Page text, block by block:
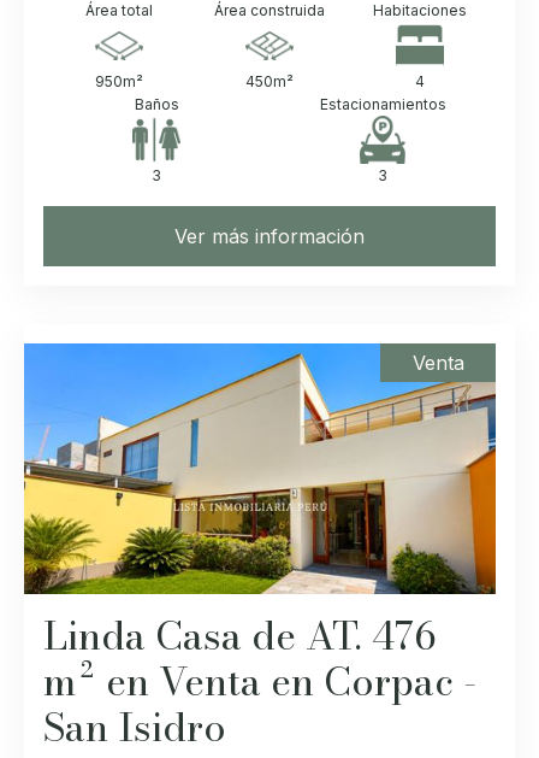
Área total
950m²
Área construida
450m²
Habitaciones
4
Baños
3
Estacionamientos
3
Ver más información
Venta
Linda Casa de AT. 476
m² en Venta en Corpac -
San Isidro